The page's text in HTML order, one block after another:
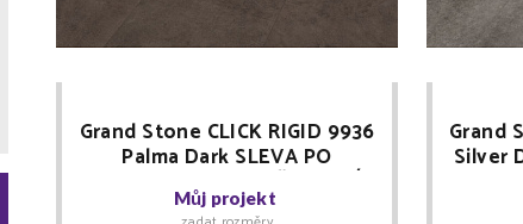
Grand Stone CLICK RIGID 9936
Palma Dark SLEVA PO
REGISTRACI + MNOŽSTEVNÍ
SLEVY Floor Forever
Můj projekt
Grand
Silver